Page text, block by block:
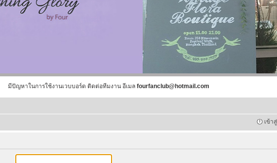
มีปัญหาในการใช้งานเวบบอร์ด ติดต่อทีมงาน อีเมล fourfanclub@hotmail.com
เข้า